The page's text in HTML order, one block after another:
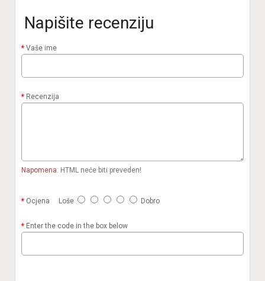
Napišite recenziju
Vaše ime
Recenzija
Napomena: HTML neće biti preveden!
Ocjena Loše Dobro
Enter the code in the box below